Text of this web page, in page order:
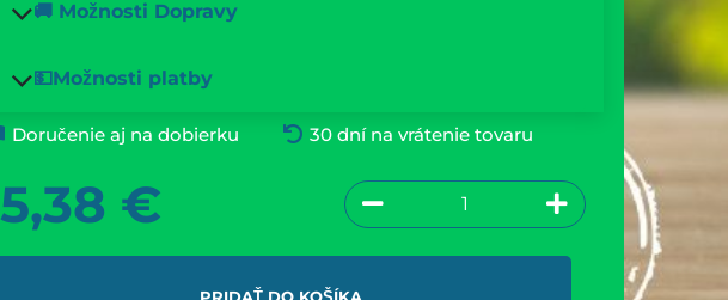
🚚 Možnosti Dopravy
💵Možnosti platby
Doručenie aj na dobierku 30 dní na vrátenie tovaru
€